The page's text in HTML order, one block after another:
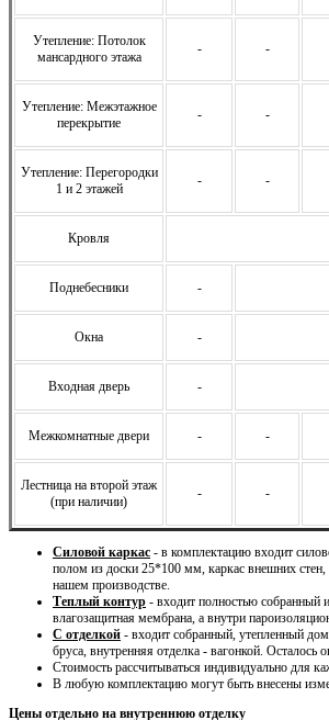
Утепление: Потолок
мансардного этажа
- -
Утепление: Межэтажное
перекрытие
- -
Утепление: Перегородки
1 и 2 этажей
- -
Кровля
Поднебесники -
Окна -
Входная дверь -
Межкомнатные двери - -
Лестница на второй этаж
(при наличии)
- -
Силовой каркас - в комплектацию входит
полом из доски 25*100 мм, каркас внешних стен,
нашем производстве.
Теплый контур - входит полностью собранный
влагозащитная мембрана, а внутри
С отделкой - входит собранный, утепленный
бруса, внутренняя отделка - вагонкой. Осталось
Стоимость рассчитываться индивидуально для
В любую комплектацию могут быть внесены
Цены отдельно на внутреннюю отделку